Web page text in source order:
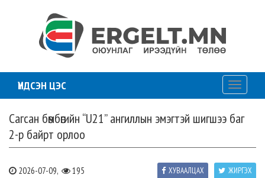
ҮНДСЭН ЦЭС
Toggle
Сагсан бөмбөгийн “U21” ангиллын эмэгтэй шигшээ баг
2-р байрт орлоо
2026-07-09, 195 ЖИРГЭХ
ХУВААЛЦАХ